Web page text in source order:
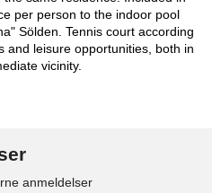
per person to the indoor pool
Sölden. Tennis court according
and leisure opportunities, both in
vicinity.
anmeldelser